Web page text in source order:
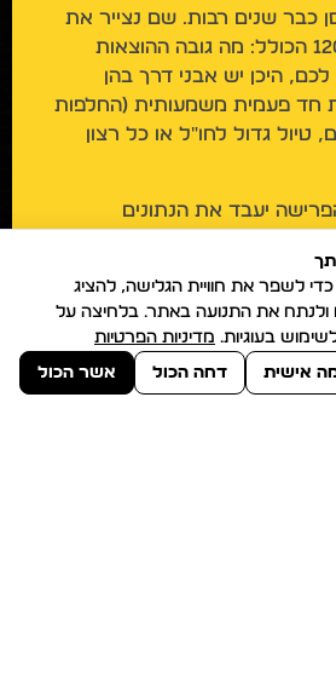
כבר שנים רבות. שם נצייר את
מסלול חייכם עד 120 הכולל: מה גובה ההוצאות
לכם, היכן יש אבני דרך בהן
חד פעמית משמעותית (החלפות
טיול גדול לחו"ל או כל רצון
יעבד את הנתונים
דו"ח מפורט הכולל רשימת
ושורה מה עלינו לעשות
להגשמת יעדכם הכלכלי בגיל
לשפר את חוויית הגלישה, להציג
ולנתח את התנועה באתר. בלחיצה על
בעוגיות. מדיניות הפרטיות
אישית דחה הכול אשר הכול